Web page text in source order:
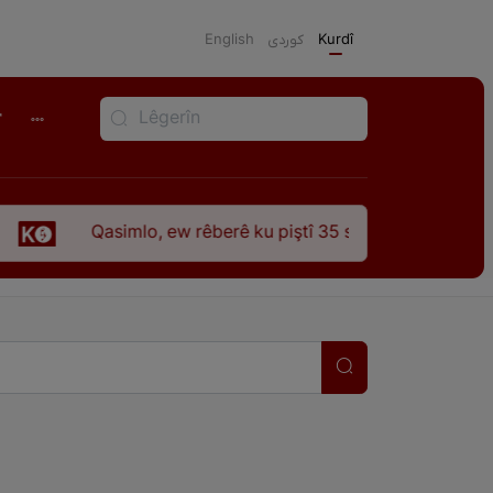
English كوردی Kurdî
ew rêberê ku piştî 35 sal ji şehîdbûna wî hê jî rêbaza wî